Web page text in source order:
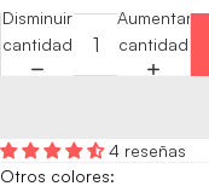
Disminuir
cantidad
Aumentar
cantidad
4 reseñas
Otros colores: